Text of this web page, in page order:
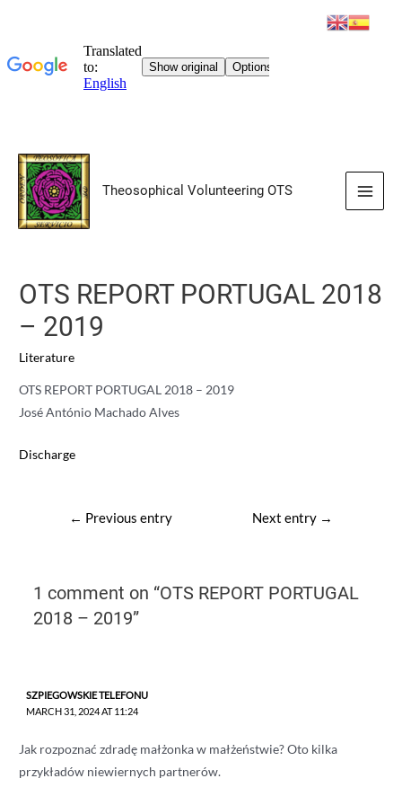
Skip
content
Theosophical Volunteering OTS
Main
OTS REPORT PORTUGAL 2018
– 2019
Literature
OTS REPORT PORTUGAL 2018 – 2019
José António Machado Alves
Discharge
← Previous entry Next entry →
1 comment on “OTS REPORT PORTUGAL
2018 – 2019”
SZPIEGOWSKIE TELEFONU
MARCH 31, 2024 AT 11:24
Jak rozpoznać zdradę małżonka w małżeństwie? Oto kilka
przykładów niewiernych partnerów.